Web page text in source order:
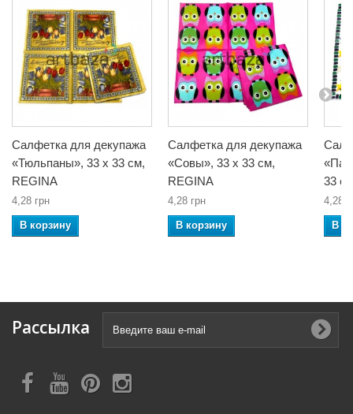
Салфетка для декупажа
«Тюльпаны», 33 x 33 см,
REGINA
4,28 грн
В корзину
Салфетка для декупажа
«Совы», 33 x 33 см,
REGINA
4,28 грн
В корзину
33
4,28
В
Рассылка